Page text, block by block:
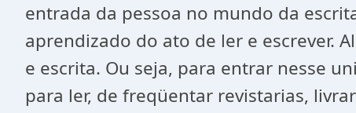
entrada da pessoa no mundo da
aprendizado do ato de ler e escrever.
e escrita. Ou seja, para entrar nesse
para ler, de freqüentar revistarias,